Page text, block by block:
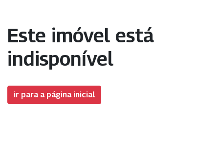
Este imóvel está
indisponível
ir para a página inicial